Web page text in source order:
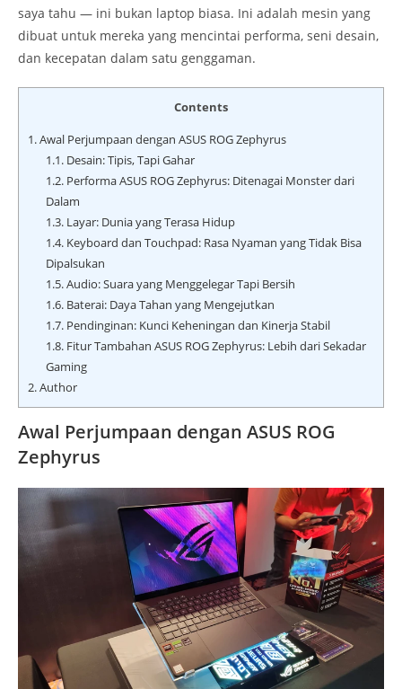
saya tahu — ini bukan laptop biasa. Ini adalah mesin yang
dibuat untuk mereka yang mencintai performa, seni desain,
dan kecepatan dalam satu genggaman.
Contents
1.Awal Perjumpaan dengan ASUS ROG Zephyrus
1.1.Desain: Tipis, Tapi Gahar
1.2.Performa ASUS ROG Zephyrus: Ditenagai Monster dari
Dalam
1.3.Layar: Dunia yang Terasa Hidup
1.4.Keyboard dan Touchpad: Rasa Nyaman yang Tidak Bisa
Dipalsukan
1.5.Audio: Suara yang Menggelegar Tapi Bersih
1.6.Baterai: Daya Tahan yang Mengejutkan
1.7.Pendinginan: Kunci Keheningan dan Kinerja Stabil
1.8.Fitur Tambahan ASUS ROG Zephyrus: Lebih dari Sekadar
Gaming
2.Author
Awal Perjumpaan dengan ASUS ROG
Zephyrus